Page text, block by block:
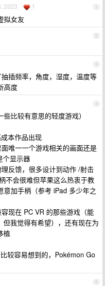
1
2023 1
拟女友
2
3
插频率，角度，湿度，温度等
高度
4
比较有意思的轻度游戏）
本作品出现
唯一一个游戏相关的画面还是
个显示器
反馈，很多设计到动作 /射击
不会很难但苹果这么热衷于教
加手柄（参考 iPad 多少年之
现在 PC VR 的那些游戏（能
我觉得有希望），还有现在为
植
较容易想到的，Pokémon Go
5